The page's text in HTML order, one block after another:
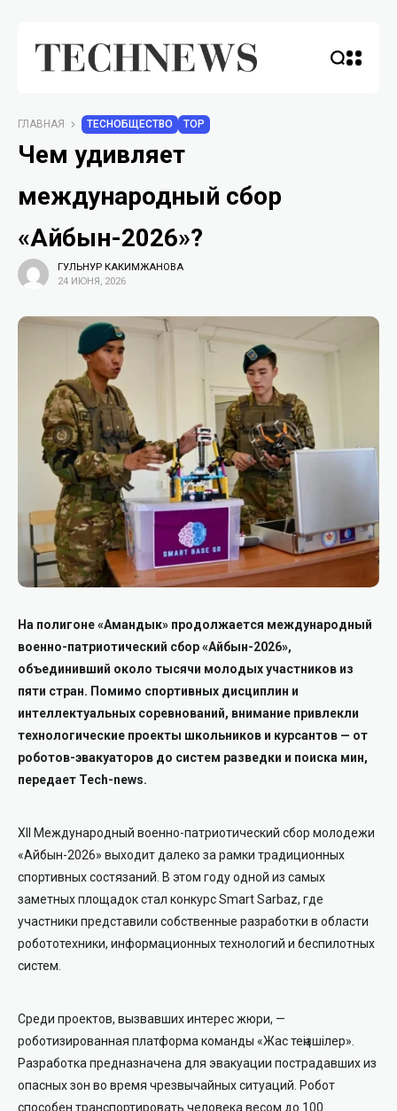
ГЛАВНАЯ TECHОБЩЕСТВО TOP
Чем удивляет
международный сбор
«Айбын-2026»?
ГУЛЬНУР КАКИМЖАНОВА
24 ИЮНЯ, 2026
На полигоне «Амандык» продолжается международный
военно-патриотический сбор «Айбын-2026»,
объединивший около тысячи молодых участников из
пяти стран. Помимо спортивных дисциплин и
интеллектуальных соревнований, внимание привлекли
технологические проекты школьников и курсантов — от
роботов-эвакуаторов до систем разведки и поиска мин,
передает Tech-news.
XII Международный военно-патриотический сбор молодежи
«Айбын-2026» выходит далеко за рамки традиционных
спортивных состязаний. В этом году одной из самых
заметных площадок стал конкурс Smart Sarbaz, где
участники представили собственные разработки в области
робототехники, информационных технологий и беспилотных
систем.
Среди проектов, вызвавших интерес жюри, —
роботизированная платформа команды «Жас теңізшілер».
Разработка предназначена для эвакуации пострадавших из
опасных зон во время чрезвычайных ситуаций. Робот
способен транспортировать человека весом до 100